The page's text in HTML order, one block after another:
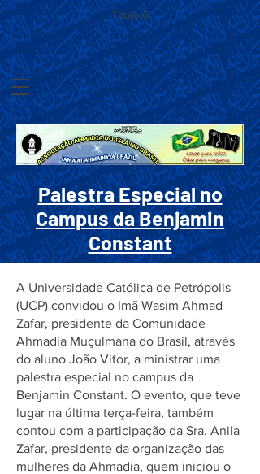
Título 6
Palestra Especial no
Campus da Benjamin
Constant
A Universidade Católica de Petrópolis
(UCP) convidou o Imã Wasim Ahmad
Zafar, presidente da Comunidade
Ahmadia Muçulmana do Brasil, através
do aluno João Vitor, a ministrar uma
palestra especial no campus da
Benjamin Constant. O evento, que teve
lugar na última terça-feira, também
contou com a participação da Sra. Anila
Zafar, presidente da organização das
mulheres da Ahmadia, quem iniciou o